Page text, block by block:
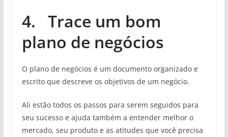
4. Trace um bom
plano de negócios
O plano de negócios é um documento organizado e
escrito que descreve os objetivos de um negócio.
Ali estão todos os passos para serem seguidos para
seu sucesso e ajuda também a entender melhor o
mercado, seu produto e as atitudes que você precisa